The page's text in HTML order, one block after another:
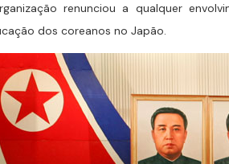
renunciou a qualquer
dos coreanos no Japão.